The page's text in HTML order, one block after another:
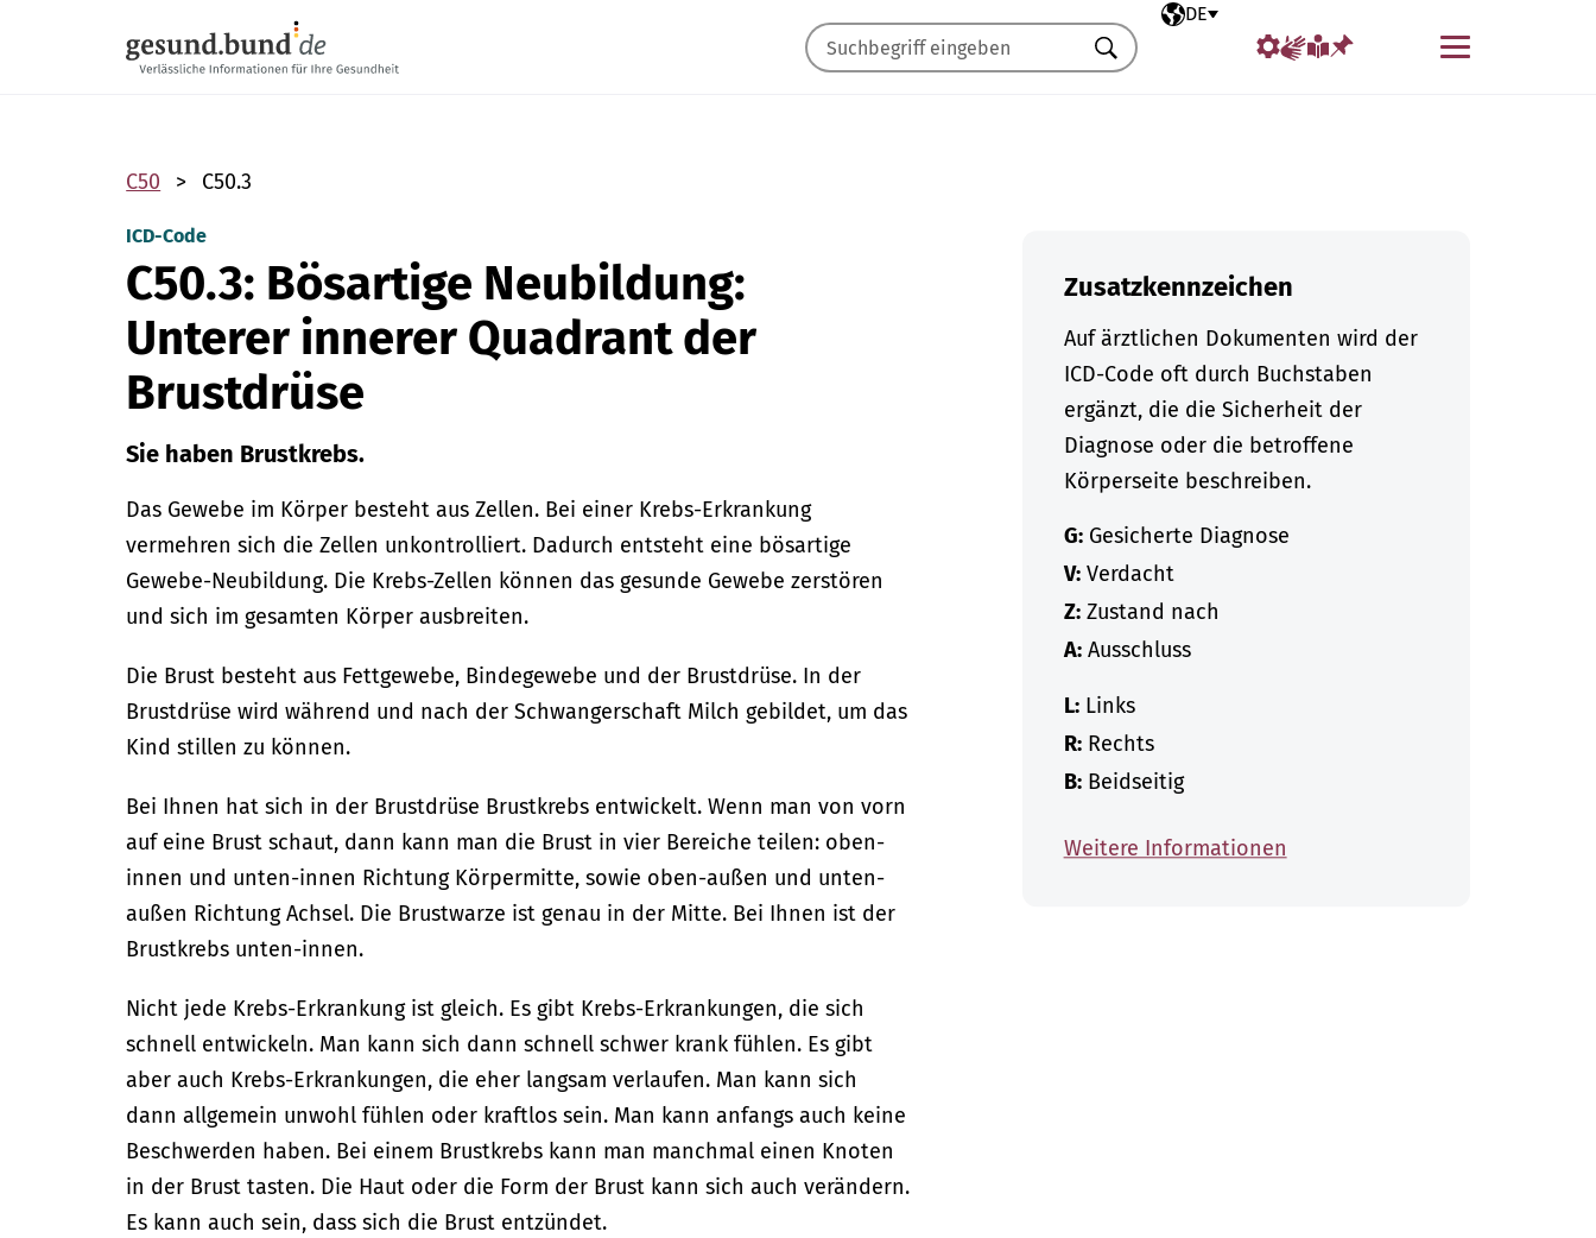
Ausgewählte Sprache
DE
Menü
Suchen
C50 C50.3
ICD-Code
C50.3: Bösartige Neubildung:
Unterer innerer Quadrant der
Brustdrüse
Sie haben Brustkrebs.
Das Gewebe im Körper besteht aus Zellen. Bei einer Krebs-Erkrankung
vermehren sich die Zellen unkontrolliert. Dadurch entsteht eine bösartige
Gewebe-Neubildung. Die Krebs-Zellen können das gesunde Gewebe zerstören
und sich im gesamten Körper ausbreiten.
Die Brust besteht aus Fettgewebe, Bindegewebe und der Brustdrüse. In der
Brustdrüse wird während und nach der Schwangerschaft Milch gebildet, um das
Kind stillen zu können.
Bei Ihnen hat sich in der Brustdrüse Brustkrebs entwickelt. Wenn man von vorn
auf eine Brust schaut, dann kann man die Brust in vier Bereiche teilen: oben-
innen und unten-innen Richtung Körpermitte, sowie oben-außen und unten-
außen Richtung Achsel. Die Brustwarze ist genau in der Mitte. Bei Ihnen ist der
Brustkrebs unten-innen.
Nicht jede Krebs-Erkrankung ist gleich. Es gibt Krebs-Erkrankungen, die sich
schnell entwickeln. Man kann sich dann schnell schwer krank fühlen. Es gibt
aber auch Krebs-Erkrankungen, die eher langsam verlaufen. Man kann sich
dann allgemein unwohl fühlen oder kraftlos sein. Man kann anfangs auch keine
Beschwerden haben. Bei einem Brustkrebs kann man manchmal einen Knoten
in der Brust tasten. Die Haut oder die Form der Brust kann sich auch verändern.
Es kann auch sein, dass sich die Brust entzündet.
Zusatzkennzeichen
Auf ärztlichen Dokumenten wird der
ICD-Code oft durch Buchstaben
ergänzt, die die Sicherheit der
Diagnose oder die betroffene
Körperseite beschreiben.
G:Gesicherte Diagnose
V:Verdacht
Z:Zustand nach
A:Ausschluss
L:Links
R:Rechts
B:Beidseitig
Weitere Informationen